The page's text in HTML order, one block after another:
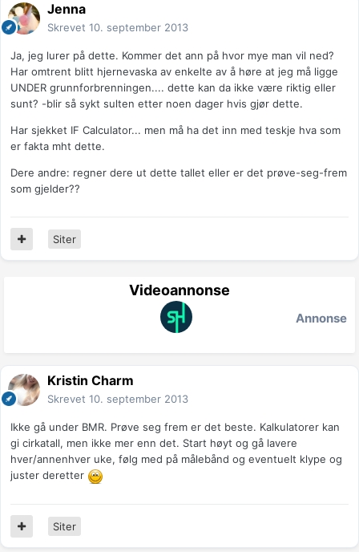
Jenna
Skrevet 10. september 2013
Ja, jeg lurer på dette. Kommer det ann på hvor mye man vil ned?
Har omtrent blitt hjernevaska av enkelte av å høre at jeg må ligge
UNDER grunnforbrenningen.... dette kan da ikke være riktig eller
sunt? -blir så sykt sulten etter noen dager hvis gjør dette.
Har sjekket IF Calculator... men må ha det inn med teskje hva som
er fakta mht dette.
Dere andre: regner dere ut dette tallet eller er det prøve-seg-frem
som gjelder??
Siter
Videoannonse
Annonse
Kristin Charm
Skrevet 10. september 2013
Ikke gå under BMR. Prøve seg frem er det beste. Kalkulatorer kan
gi cirkatall, men ikke mer enn det. Start høyt og gå lavere
hver/annenhver uke, følg med på målebånd og eventuelt klype og
juster deretter
Siter